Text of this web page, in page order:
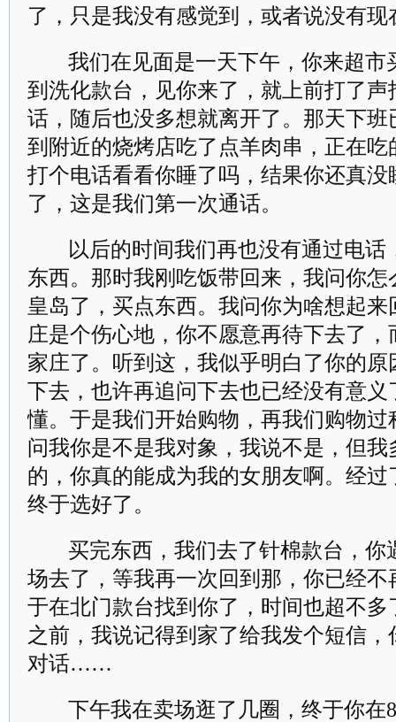
了，只是我没有感觉到，或者说没有现
我们在见面是一天下午，你来超市
到洗化款台，见你来了，就上前打了
话，随后也没多想就离开了。那天下
到附近的烧烤店吃了点羊肉串，正在
打个电话看看你睡了吗，结果你还真
了，这是我们第一次通话。
以后的时间我们再也没有通过电话
东西。那时我刚吃饭带回来，我问你
皇岛了，买点东西。我问你为啥想起
庄是个伤心地，你不愿意再待下去了
家庄了。听到这，我似乎明白了你的
下去，也许再追问下去也已经没有意
懂。于是我们开始购物，再我们购物
问我你是不是我对象，我说不是，但
的，你真的能成为我的女朋友啊。经
终于选好了。
买完东西，我们去了针棉款台，你
场去了，等我再一次回到那，你已经
于在北门款台找到你了，时间也超不
之前，我说记得到家了给我发个短信
对话……
下午我在卖场逛了几圈，终于你在